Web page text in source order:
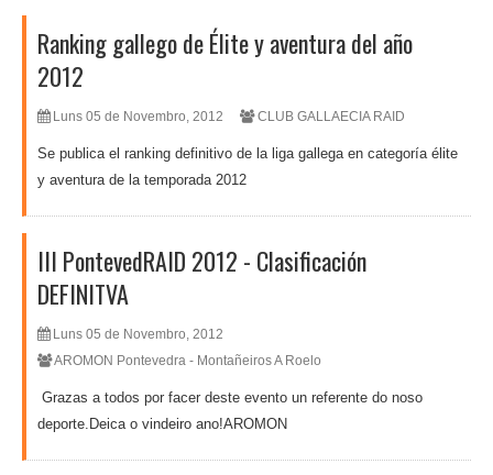
Ranking gallego de Élite y aventura del año
2012
Luns 05 de Novembro, 2012 CLUB GALLAECIA RAID
Se publica el ranking definitivo de la liga gallega en categoría élite
y aventura de la temporada 2012
III PontevedRAID 2012 - Clasificación
DEFINITVA
Luns 05 de Novembro, 2012
AROMON Pontevedra - Montañeiros A Roelo
Grazas a todos por facer deste evento un referente do noso
deporte.Deica o vindeiro ano!AROMON